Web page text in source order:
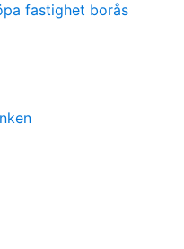
fastighet borås